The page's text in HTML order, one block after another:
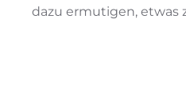
dazu ermutigen, etwas